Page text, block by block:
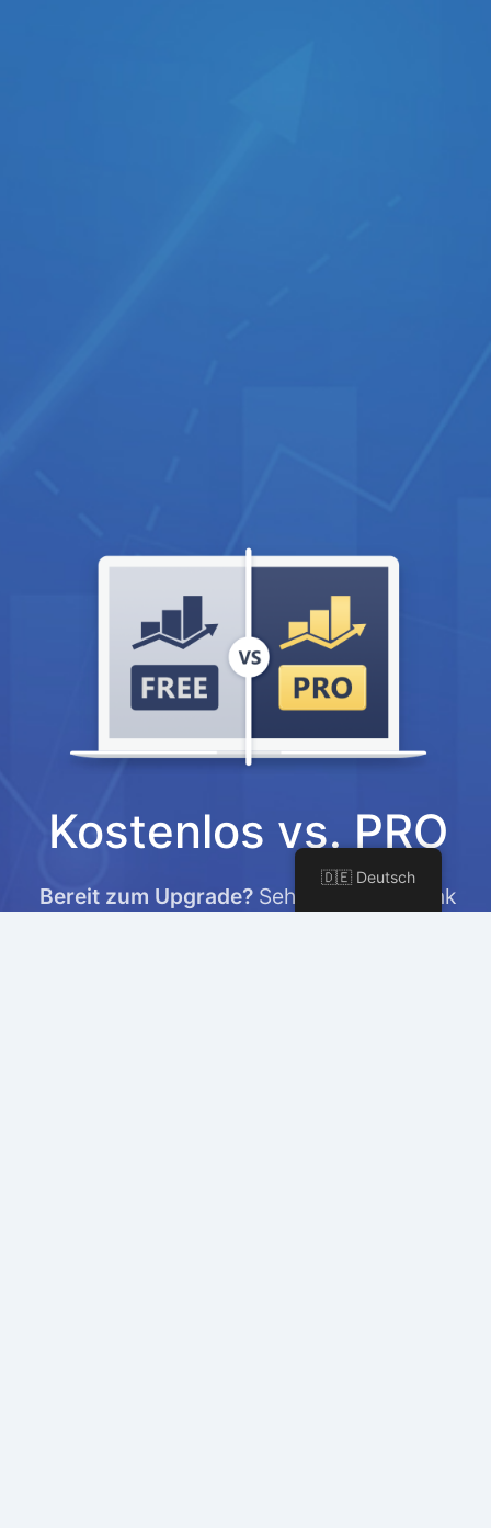
Kostenlos vs. PRO
Bereit zum Upgrade?Sehen Sie, wie Rank
🇩🇪 Deutsch